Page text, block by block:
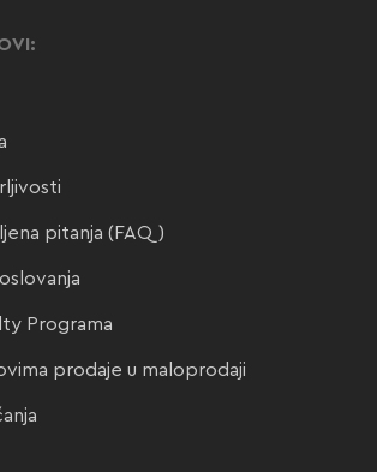
pitanja (FAQ)
Programa
prodaje u maloprodaji